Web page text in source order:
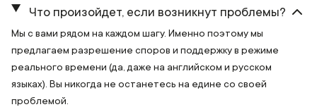
Что произойдет, если возникнут проблемы?
Мы с вами рядом на каждом шагу. Именно поэтому мы
предлагаем разрешение споров и поддержку в режиме
реального времени (да, даже на английском и русском
языках). Вы никогда не останетесь на едине со своей
проблемой.